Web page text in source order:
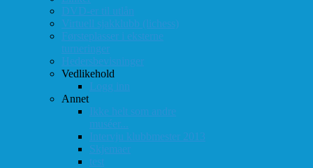
DVD-er til utlån
Virtuell sjakklubb (lichess)
Førsteplasser i eksterne
turneringer
Hedersbevisninger
Vedlikehold
Logg inn
Annet
Ikke helt som andre
muséer...
Intervju klubbmester 2013
Skjemaer
test